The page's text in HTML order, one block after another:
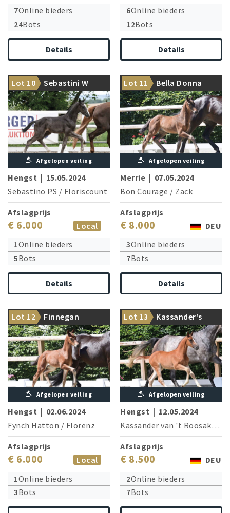
7Online bieders
24Bots
Details
6Online bieders
12Bots
Details
Lot 10 Sebastini W
From the dam line of Grand
Prix winner Denoix PCH
Afgelopen veiling
Hengst | 15.05.2024
Sebastino PS / Floriscount
Afslagprijs
€ 6.000
Local
1Online bieders
5Bots
Details
Lot 11 Bella Donna
Brother Viva Moon was
auction price top 2023!
Afgelopen veiling
Merrie | 07.05.2024
Bon Courage / Zack
Afslagprijs
€ 8.000
DEU
3Online bieders
7Bots
Details
Lot 12 Finnegan
Fynch Hatton’s next
masterpiece!
Afgelopen veiling
Hengst | 02.06.2024
Fynch Hatton / Florenz
Afslagprijs
€ 6.000
Local
1Online bieders
3Bots
Lot 13
Kassander's
Prince
International top pedigree!
Afgelopen veiling
Hengst | 12.05.2024
Kassander van 't Roosakker
Afslagprijs
€ 8.500
DEU
2Online bieders
7Bots